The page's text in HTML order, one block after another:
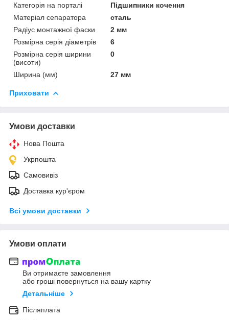
Категорія на порталі
Підшипники кочення
Матеріал сепаратора
сталь
Радіус монтажної фаски
2 мм
Розмірна серія діаметрів
6
Розмірна серія ширини
(висоти)
0
Ширина (мм) 27 мм
Приховати
Умови доставки
Нова Пошта
Укрпошта
Самовивіз
Доставка кур'єром
Всі умови доставки
Умови оплати
Ви отримаєте замовлення
або гроші повернуться на вашу картку
Детальніше
Післяплата